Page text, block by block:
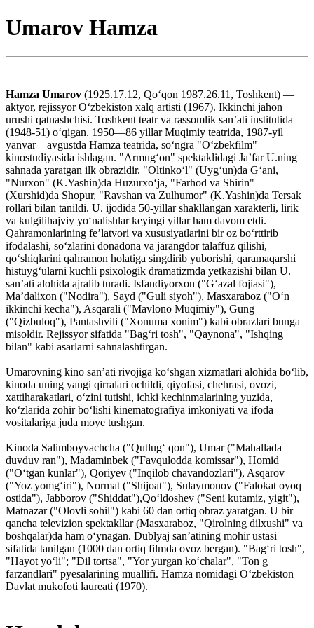
Umarov Hamza
Hamza Umarov (1925.17.12, Qoʻqon 1987.26.11, Toshkent) —
aktyor, rejissyor Oʻzbekiston xalq artisti (1967). Ikkinchi jahon
urushi qatnashchisi. Toshkent teatr va rassomlik sanʼati institutida
(1948-51) oʻqigan. 1950—86 yillar Muqimiy teatrida, 1987-yil
yanvar—avgustda Hamza teatrida, soʻngra "Oʻzbekfilm"
kinostudiyasida ishlagan. "Armugʻon" spektaklidagi Jaʼfar U.ning
sahnada yaratgan ilk obrazidir. "Oltinkoʻl" (Uygʻun)da Gʻani,
"Nurxon" (K.Yashin)da Huzurxoʻja, "Farhod va Shirin"
(Xurshid)da Shopur, "Ravshan va Zulhumor" (K.Yashin)da Tersak
rollari bilan tanildi. U. ijodida 50-yillar shakllangan xarakterli, lirik
va kulgilihajviy yoʻnalishlar keyingi yillar ham davom etdi.
Qahramonlarining feʼlatvori va xususiyatlarini bir oz boʻrttirib
ifodalashi, soʻzlarini donadona va jarangdor talaffuz qilishi,
qoʻshiqlarini qahramon holatiga singdirib yuborishi, qaramaqarshi
histuygʻularni kuchli psixologik dramatizmda yetkazishi bilan U.
sanʼati alohida ajralib turadi. Isfandiyorxon ("Gʻazal fojiasi"),
Maʼdalixon ("Nodira"), Sayd ("Guli siyoh"), Masxaraboz ("Oʻn
ikkinchi kecha"), Asqarali ("Mavlono Muqimiy"), Gung
("Qizbuloq"), Pantashvili ("Xonuma xonim") kabi obrazlari bunga
misoldir. Rejissyor sifatida "Bagʻri tosh", "Qaynona", "Ishqing
bilan" kabi asarlarni sahnalashtirgan.
Umarovning kino sanʼati rivojiga koʻshgan xizmatlari alohida boʻlib,
kinoda uning yangi qirralari ochildi, qiyofasi, chehrasi, ovozi,
xattiharakatlari, oʻzini tutishi, ichki kechinmalarining yuzida,
koʻzlarida zohir boʻlishi kinematografiya imkoniyati va ifoda
vositalariga juda moye tushgan.
Kinoda Salimboyvachcha ("Qutlugʻ qon"), Umar ("Mahallada
duvduv ran"), Madaminbek ("Favqulodda komissar"), Homid
("Oʻtgan kunlar"), Qoriyev ("Inqilob chavandozlari"), Asqarov
("Yoz yomgʻiri"), Normat ("Shijoat"), Sulaymonov ("Falokat oyoq
ostida"), Jabborov ("Shiddat"),Qoʻldoshev ("Seni kutamiz, yigit"),
Matnazar ("Olovli sohil") kabi 60 dan ortiq obraz yaratgan. U bir
qancha televizion spektakllar (Masxaraboz, "Qirolning dilxushi" va
boshqalar)da ham oʻynagan. Dublyaj sanʼatining mohir ustasi
sifatida tanilgan (1000 dan ortiq filmda ovoz bergan). "Bagʻri tosh",
"Hayot yoʻli"; "Dil tortsa", "Yor yurgan koʻchalar", "Ton g
farzandlari" pyesalarining muallifi. Hamza nomidagi Oʻzbekiston
Davlat mukofoti laureati (1970).